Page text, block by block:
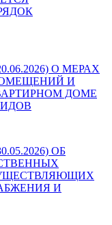
О МЕРАХ
И
ДОМЕ
ОБ
И